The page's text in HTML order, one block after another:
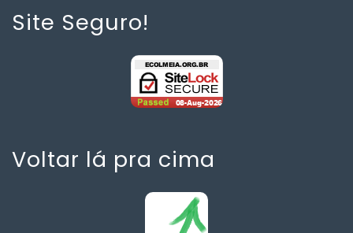
Site Seguro!
Voltar lá pra cima